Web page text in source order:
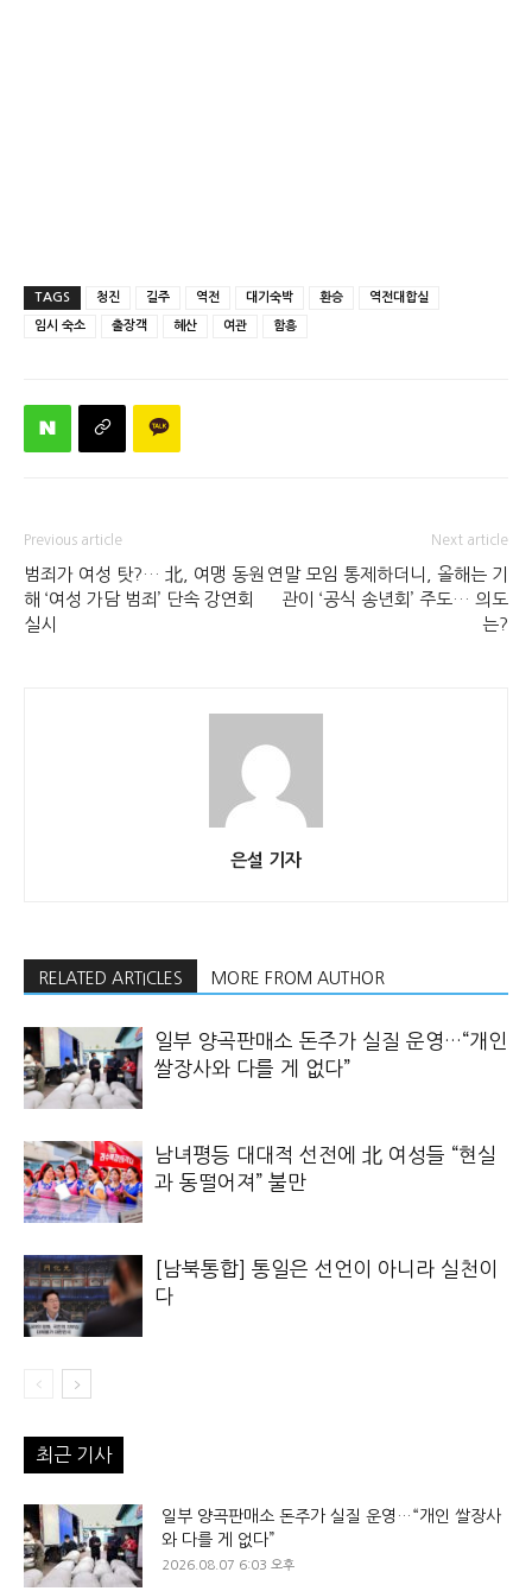
TAGS 청진 길주 역전 대기숙박 환승 역전대합실
임시 숙소 출장객 혜산 여관 함흥
Previous article
범죄가 여성 탓?… 北, 여맹 동원
해 ‘여성 가담 범죄’ 단속 강연회
실시
Next article
연말 모임 통제하더니, 올해는 기
관이 ‘공식 송년회’ 주도… 의도
는?
은설 기자
RELATED ARTICLES MORE FROM AUTHOR
일부 양곡판매소 돈주가 실질 운영…“개인
쌀장사와 다를 게 없다”
남녀평등 대대적 선전에 北 여성들 “현실
과 동떨어져” 불만
[남북통합] 통일은 선언이 아니라 실천이
다
최근 기사
일부 양곡판매소 돈주가 실질 운영…“개인 쌀장사
와 다를 게 없다”
2026.08.07 6:03 오후